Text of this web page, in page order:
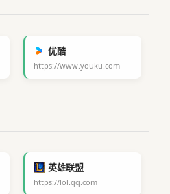
优酷
https://www.youku.com
英雄联盟
https://lol.qq.com